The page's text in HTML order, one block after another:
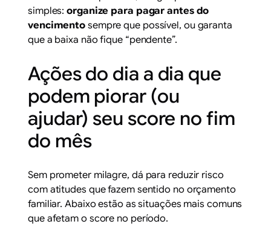
simples:organize para pagar antes do
vencimento sempre que possível, ou garanta
que a baixa não fique “pendente”.
Ações do dia a dia que
podem piorar (ou
ajudar) seu score no fim
do mês
Sem prometer milagre, dá para reduzir risco
com atitudes que fazem sentido no orçamento
familiar. Abaixo estão as situações mais comuns
que afetam o score no período.